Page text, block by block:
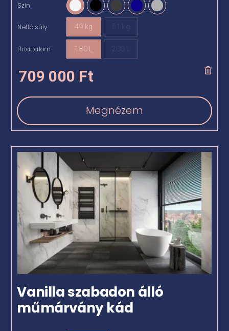
Szín
Nettó súly 49 kg 51 kg
Űrtartalom 180 L 200 L
709 000 Ft
Megnézem
Vanilla szabadon álló
műmárvány kád